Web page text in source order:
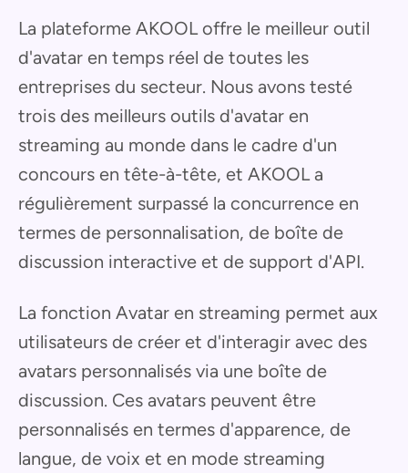
La plateforme AKOOL offre le meilleur outil
d'avatar en temps réel de toutes les
entreprises du secteur. Nous avons testé
trois des meilleurs outils d'avatar en
streaming au monde dans le cadre d'un
concours en tête-à-tête, et AKOOL a
régulièrement surpassé la concurrence en
termes de personnalisation, de boîte de
discussion interactive et de support d'API.
La fonction Avatar en streaming permet aux
utilisateurs de créer et d'interagir avec des
avatars personnalisés via une boîte de
discussion. Ces avatars peuvent être
personnalisés en termes d'apparence, de
langue, de voix et en mode streaming